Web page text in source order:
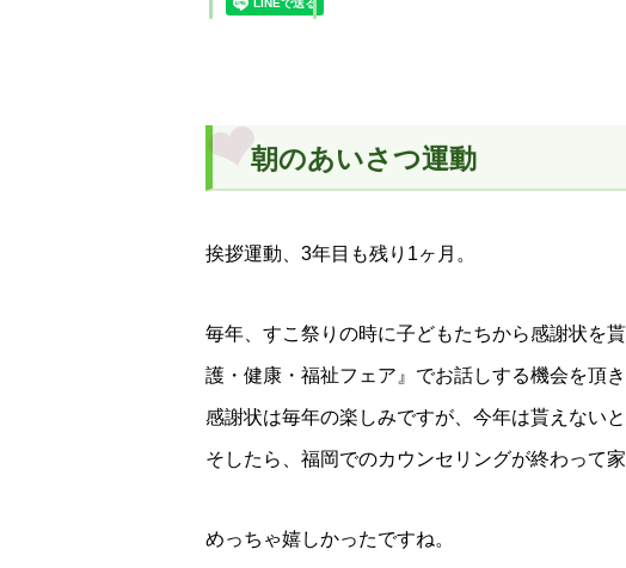
朝のあいさつ運動
挨拶運動、3年目も残り1ヶ月。
毎年、すこ祭りの時に子どもたちから感謝状を
護・健康・福祉フェア』でお話しする機会を頂
感謝状は毎年の楽しみですが、今年は貰えないと
そしたら、福岡でのカウンセリングが終わって
めっちゃ嬉しかったですね。